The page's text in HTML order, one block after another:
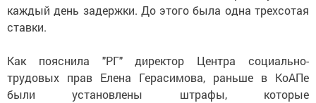
каждый день задержки. До этого была одна трехсотая
ставки.
Как пояснила "РГ" директор Центра социально-
трудовых прав Елена Герасимова, раньше в КоАПе
были установлены штрафы, которые